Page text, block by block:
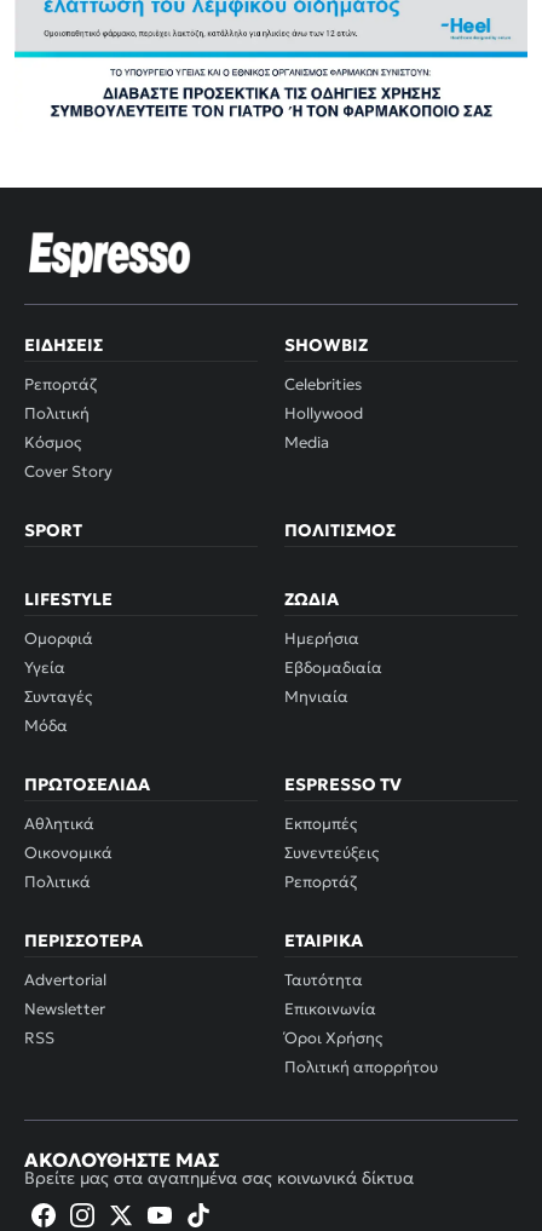
ΕΙΔΉΣΕΙΣ
Ρεπορτάζ
Πολιτική
Κόσμος
Cover Story
SHOWBIZ
Celebrities
Hollywood
Media
SPORT ΠΟΛΙΤΙΣΜΌΣ
LIFESTYLE
Ομορφιά
Υγεία
Συνταγές
Μόδα
ΖΏΔΙΑ
Ημερήσια
Εβδομαδιαία
Μηνιαία
ΠΡΩΤΟΣΈΛΙΔΑ
Αθλητικά
Οικονομικά
Πολιτικά
ESPRESSO TV
Εκπομπές
Συνεντεύξεις
Ρεπορτάζ
ΠΕΡΙΣΣΌΤΕΡΑ
Advertorial
Newsletter
RSS
ΕΤΑΙΡΙΚΆ
Ταυτότητα
Επικοινωνία
Όροι Χρήσης
Πολιτική απορρήτου
ΑΚΟΛΟΥΘΉΣΤΕ ΜΑΣ
Βρείτε μας στα αγαπημένα σας κοινωνικά δίκτυα